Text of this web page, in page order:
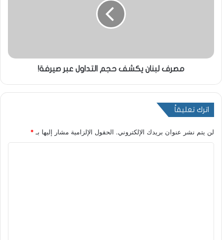
مصرف لبنان يكشف حجم التداول عبر صيرفة!
اترك تعليقاً
لن يتم نشر عنوان بريدك الإلكتروني. الحقول الإلزامية مشار إليها بـ*